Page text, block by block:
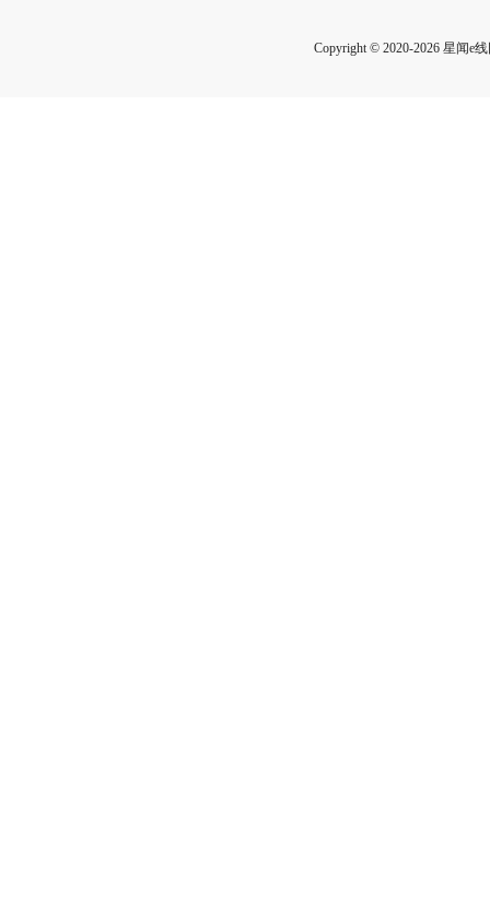
Copyright © 2020-2026 星闻e